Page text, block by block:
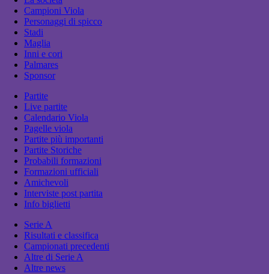
Campioni Viola
Personaggi di spicco
Stadi
Maglia
Inni e cori
Palmares
Sponsor
Partite
Live partite
Calendario Viola
Pagelle viola
Partite più importanti
Partite Storiche
Probabili formazioni
Formazioni ufficiali
Amichevoli
Interviste post partita
Info biglietti
Serie A
Risultati e classifica
Campionati precedenti
Altre di Serie A
Altre news